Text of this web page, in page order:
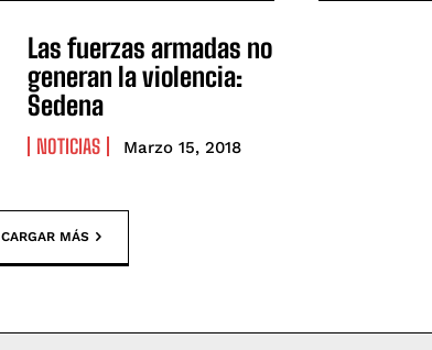
Las fuerzas armadas no
generan la violencia:
Sedena
NOTICIAS Marzo 15, 2018
CARGAR MÁS